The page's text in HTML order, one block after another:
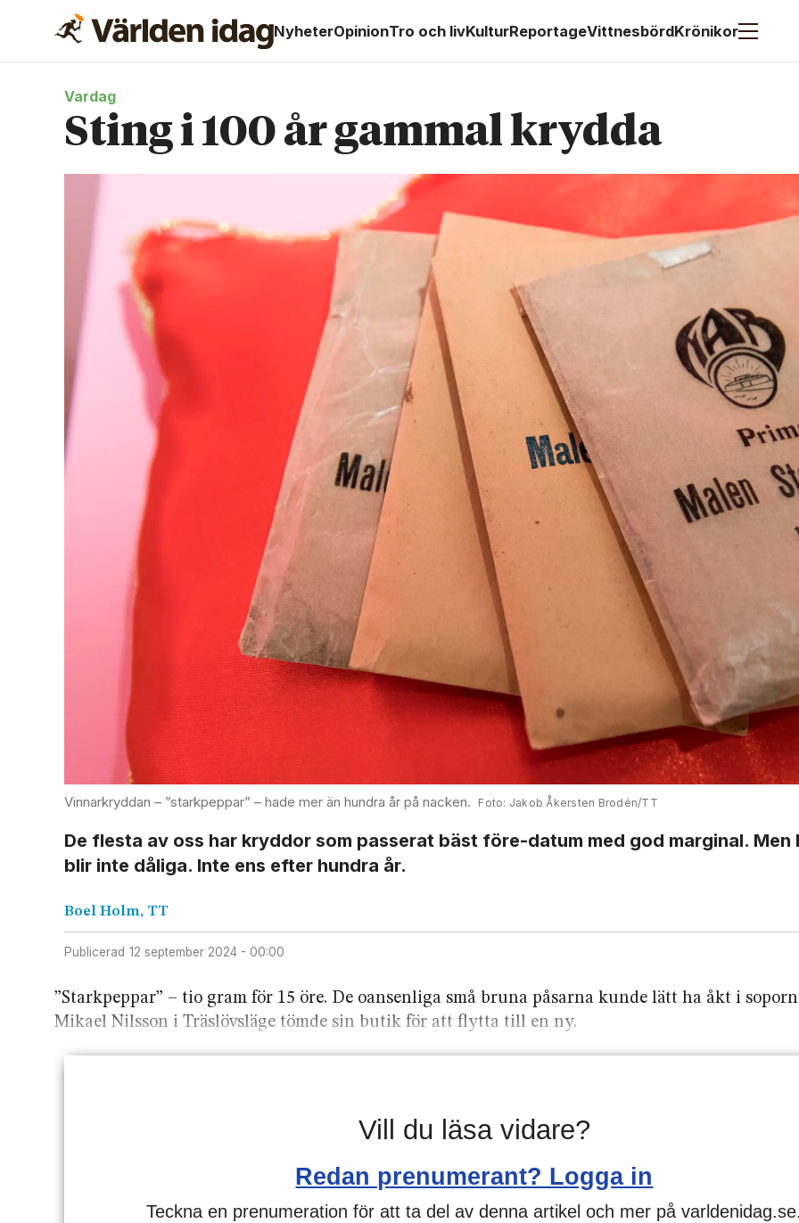
NyheterOpinionTro och livKulturReportageVittnesbördKrönikor
Vardag
Sting i 100 år gammal krydda
Vinnarkryddan – ”starkpeppar” – hade mer än hundra år på nacken. Jakob Åkersten Brodén/TT
De flesta av oss har kryddor som passerat bäst före-datum med god marginal. Men
blir inte dåliga. Inte ens efter hundra år.
Boel Holm, TT
Publicerad 12 september 2024 - 00:00
”Starkpeppar” – tio gram för 15 öre. De oansenliga små bruna påsarna kunde lätt ha åkt i
Mikael Nilsson i Träslövsläge tömde sin butik för att flytta till en ny.
Vill du läsa vidare?
Redan prenumerant? Logga in
Teckna en prenumeration för att ta del av denna artikel och mer på